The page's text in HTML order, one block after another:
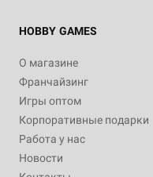
HOBBY GAMES
О магазине
Франчайзинг
Игры оптом
Корпоративные подарки
Работа у нас
Новости